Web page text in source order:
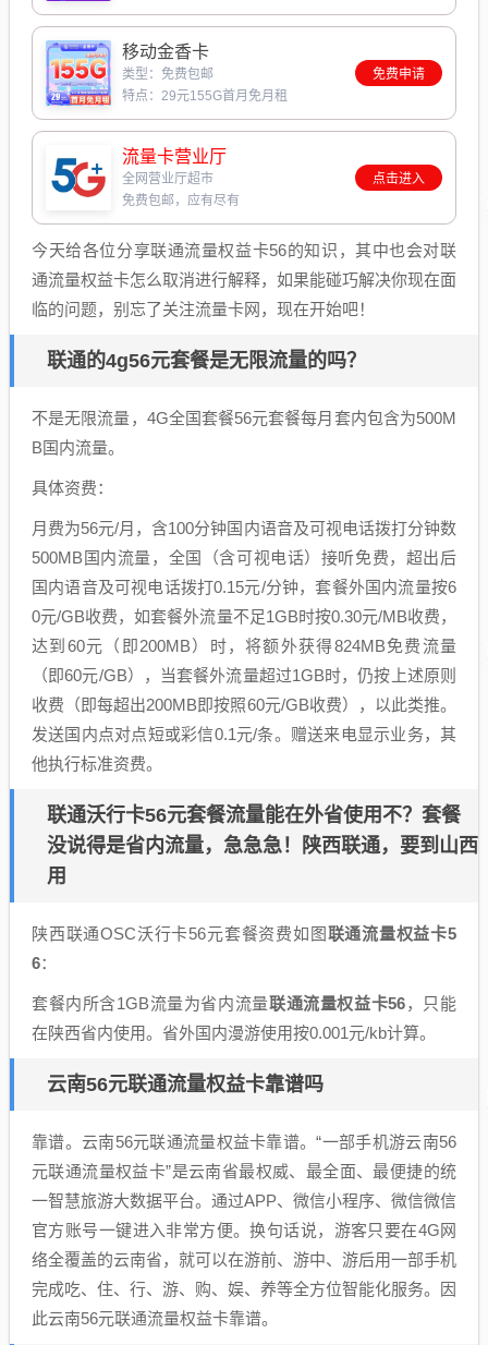
移动金香卡
类型：免费包邮
特点：29元155G首月免月租
免费申请
流量卡营业厅
全网营业厅超市
免费包邮，应有尽有
点击进入
今天给各位分享联通流量权益卡56的知识，其中也会对联
通流量权益卡怎么取消进行解释，如果能碰巧解决你现在面
临的问题，别忘了关注流量卡网，现在开始吧！
联通的4g56元套餐是无限流量的吗？
不是无限流量，4G全国套餐56元套餐每月套内包含为500M
B国内流量。
具体资费：
月费为56元/月，含100分钟国内语音及可视电话拨打分钟数
500MB国内流量，全国（含可视电话）接听免费，超出后
国内语音及可视电话拨打0.15元/分钟，套餐外国内流量按6
0元/GB收费，如套餐外流量不足1GB时按0.30元/MB收费，
达到60元（即200MB）时，将额外获得824MB免费流量
（即60元/GB），当套餐外流量超过1GB时，仍按上述原则
收费（即每超出200MB即按照60元/GB收费），以此类推。
发送国内点对点短或彩信0.1元/条。赠送来电显示业务，其
他执行标准资费。
联通沃行卡56元套餐流量能在外省使用不？套餐
没说得是省内流量，急急急！陕西联通，要到山西
用
陕西联通OSC沃行卡56元套餐资费如图联通流量权益卡5
6：
套餐内所含1GB流量为省内流量联通流量权益卡56，只能
在陕西省内使用。省外国内漫游使用按0.001元/kb计算。
云南56元联通流量权益卡靠谱吗
靠谱。云南56元联通流量权益卡靠谱。“一部手机游云南56
元联通流量权益卡”是云南省最权威、最全面、最便捷的统
一智慧旅游大数据平台。通过APP、微信小程序、微信微信
官方账号一键进入非常方便。换句话说，游客只要在4G网
络全覆盖的云南省，就可以在游前、游中、游后用一部手机
完成吃、住、行、游、购、娱、养等全方位智能化服务。因
此云南56元联通流量权益卡靠谱。